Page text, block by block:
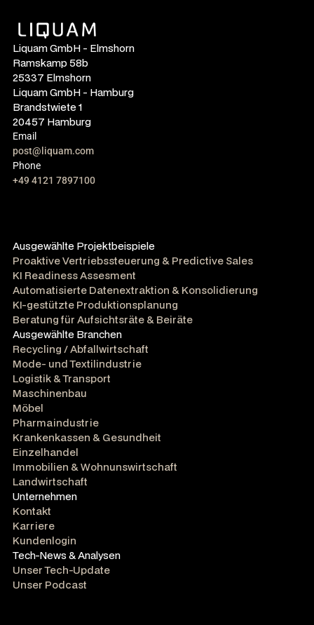
Liquam GmbH - Elmshorn
Ramskamp 58b
25337 Elmshorn
Liquam GmbH - Hamburg
Brandstwiete 1
20457 Hamburg
Email
post@liquam.com
Phone
+49 4121 7897100
Ausgewählte Projektbeispiele
Proaktive Vertriebssteuerung & Predictive Sales
KI Readiness Assesment
Automatisierte Datenextraktion & Konsolidierung
KI-gestützte Produktionsplanung
Beratung für Aufsichtsräte & Beiräte
Ausgewählte Branchen
Recycling / Abfallwirtschaft
Mode- und Textilindustrie
Logistik & Transport
Maschinenbau
Möbel
Pharmaindustrie
Krankenkassen & Gesundheit
Einzelhandel
Immobilien & Wohnunswirtschaft
Landwirtschaft
Unternehmen
Kontakt
Karriere
Kundenlogin
Tech-News & Analysen
Unser Tech-Update
Unser Podcast